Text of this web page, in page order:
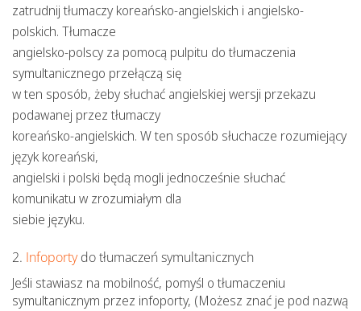
zatrudnij tłumaczy koreańsko-angielskich i angielsko-
polskich. Tłumacze
angielsko-polscy za pomocą pulpitu do tłumaczenia
symultanicznego przełączą się
w ten sposób, żeby słuchać angielskiej wersji przekazu
podawanej przez tłumaczy
koreańsko-angielskich. W ten sposób słuchacze rozumiejący
język koreański,
angielski i polski będą mogli jednocześnie słuchać
komunikatu w zrozumiałym dla
siebie języku.
2. Infoportydo tłumaczeń symultanicznych
Jeśli stawiasz na mobilność, pomyśl o tłumaczeniu
symultanicznym przez infoporty, (Możesz znać je pod nazwą